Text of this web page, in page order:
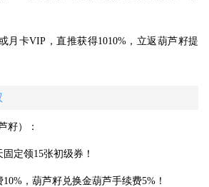
月卡VIP，直推获得1010%，立返葫芦籽提
籽）：
定领15张初级券！
，葫芦籽兑换金葫芦手续费5%！